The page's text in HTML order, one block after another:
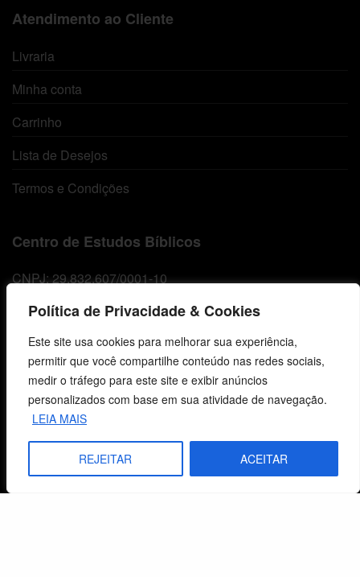
Política de Privacidade & Cookies
Este site usa cookies para melhorar sua experiência,
permitir que você compartilhe conteúdo nas redes sociais,
medir o tráfego para este site e exibir anúncios
personalizados com base em sua atividade de navegação.
LEIA MAIS
REJEITAR ACEITAR
Atendimento ao Cliente
Livraria
Minha conta
Carrinho
Lista de Desejos
Termos e Condições
Centro de Estudos Bíblicos
CNPJ: 29.832.607/0001-10
Fale Conosco
E-mails
vendas@cebi.org.br
WhatsApp / Vendas